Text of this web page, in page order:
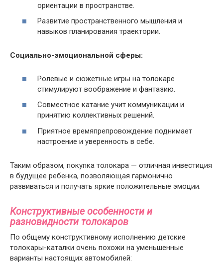
ориентации в пространстве.
Развитие пространственного мышления и
навыков планирования траектории.
Социально-эмоциональной сферы:
Ролевые и сюжетные игры на толокаре
стимулируют воображение и фантазию.
Совместное катание учит коммуникации и
принятию коллективных решений.
Приятное времяпрепровождение поднимает
настроение и уверенность в себе.
Таким образом, покупка толокара — отличная инвестиция
в будущее ребенка, позволяющая гармонично
развиваться и получать яркие положительные эмоции.
Конструктивные особенности и
разновидности толокаров
По общему конструктивному исполнению детские
толокары-каталки очень похожи на уменьшенные
варианты настоящих автомобилей: